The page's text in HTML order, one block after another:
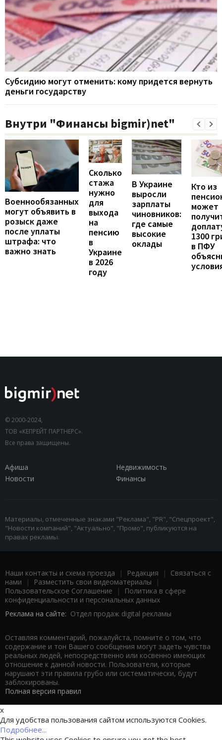
Субсидию могут отменить: кому придется вернуть
деньги государству
Внутри "Финансы bigmir)net"
Военнообязанных
могут объявить в
розыск даже
после уплаты
штрафа: что
важно знать
Сколько
стажа
нужно
для
выхода
на
пенсию
в
Украине
в 2026
году
В Украине
выросли
зарплаты
чиновников:
где самые
высокие
оклады
Кто из
может
1300
в ПФУ
© 2000-2024,
ТОВ «КЕПРЕЙТ ПАРТНЕРС».
Все права защищены.
Афиша
Недвижимость
Новости
Финансы
Материалы, отмеченные знаками "Реклама", "PR", "Спецпроект",
"Новости компаний", "Актуально", "Промо", публикуются на
правах рекламы.
Наши контакты и схема проезда | Редакция | Связаться с
нами | Разместить свои видеоматериалы |
Пользовательское Соглашение |
Политика в сфере
конфиденциальности и персональных данных
Реклама на сайте: Отдел продаж digital рекламы
Оставляя комментарий, пожалуйста, помните о том, что
содержание и тон Вашего сообщения могут задеть чувства
реальных людей, непосредственно или косвенно имеющих
отношение к данной новости. Пользователи, которые
нарушают эти правила грубо или систематически, будут
заблокированы.
Полная версия правил
x
Для удобства пользования сайтом используются Cookies.
Подробнее...